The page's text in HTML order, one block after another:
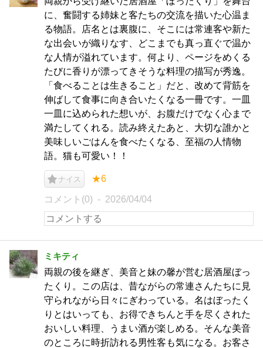
に、奮闘する姉妹と客たちの交流を描いた心温ま
る物語。店名とは裏腹に、そこには常連客や新た
な出会いが織りなす、どこまでも真っ直ぐで温か
な人情が溢れています。何より、ページをめくる
たびに香りが漂ってきそうな料理の描写が秀逸。
「食べることは生きること」だと、改めて背筋を
伸ばして食事に向き合いたくなる一冊です。一皿
一皿に込められた想いが、お腹だけでなく心まで
満たしてくれる。読み終えたあと、大切な誰かと
美味しいごはんを食べたくなる、至福の人情物
語。猫も可愛い！！
ナイス ★6
コメント(0) 2026/04/04
ミキティ
両親の後を継ぎ、美音と妹の馨が営む居酒屋ぼっ
たくり。この店は、昔ながらの常連さんたちに見
守られながら日々にぎわっている。名はぼったく
りとはいっても、お得できちんと手を尽くされた
おいしい料理、うまい酒が楽しめる。そんな美音
のところに時折訪れる男性客も気になる。お客さ